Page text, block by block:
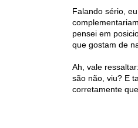
Falando sério,
pensei em
que gostam de
Ah, vale
são não, viu? E
corretamente